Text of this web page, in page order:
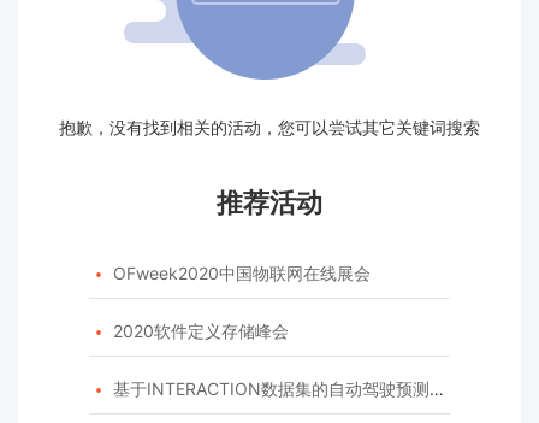
抱歉，没有找到相关的活动，您可以尝试其它关键词搜索
推荐活动
 OFweek2020中国物联网在线展会
 2020软件定义存储峰会
 基于INTERACTION数据集的自动驾驶预测模型挑战赛